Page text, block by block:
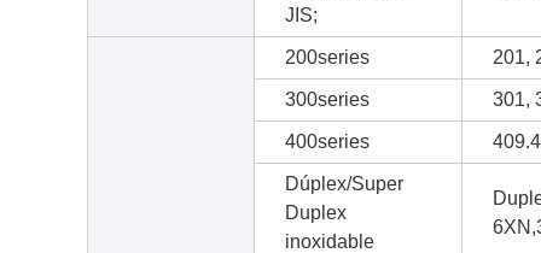
JIS;
200series 201,
300series 301,
400series
Dúplex/Super
Duplex
inoxidable